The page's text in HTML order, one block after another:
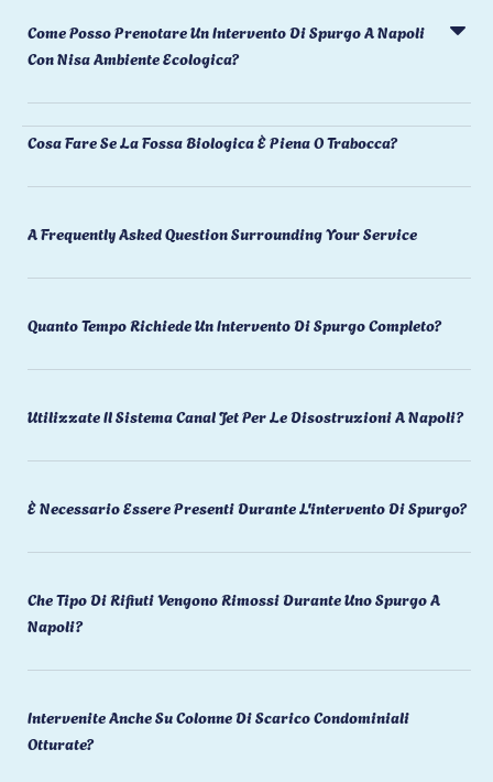
Come Posso Prenotare Un Intervento Di Spurgo A Napoli
Con Nisa Ambiente Ecologica?
Cosa Fare Se La Fossa Biologica È Piena O Trabocca?
A Frequently Asked Question Surrounding Your Service
Quanto Tempo Richiede Un Intervento Di Spurgo Completo?
Utilizzate Il Sistema Canal Jet Per Le Disostruzioni A Napoli?
È Necessario Essere Presenti Durante L'intervento Di Spurgo?
Che Tipo Di Rifiuti Vengono Rimossi Durante Uno Spurgo A
Napoli?
Intervenite Anche Su Colonne Di Scarico Condominiali
Otturate?